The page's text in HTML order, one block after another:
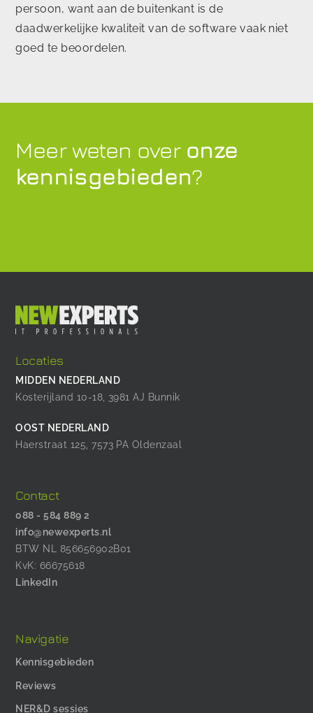
persoon, want aan de buitenkant is de
daadwerkelijke kwaliteit van de software vaak niet
goed te beoordelen.
Meer weten over onze
kennisgebieden?
Locaties
MIDDEN NEDERLAND
Kosterijland 10-18, 3981 AJ Bunnik
OOST NEDERLAND
Haerstraat 125, 7573 PA Oldenzaal
Contact
088 - 584 889 2
info@newexperts.nl
BTW NL 856656902B01
KvK: 66675618
LinkedIn
Navigatie
Kennisgebieden
Reviews
NER&D sessies